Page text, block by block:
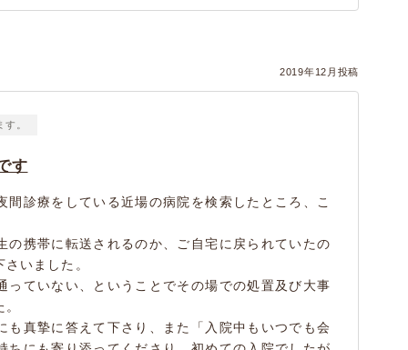
2019年12月投稿
。
す
診療をしている近場の病院を検索したところ、こ
の携帯に転送されるのか、ご自宅に戻られていたの
いました。
っていない、ということでその場での処置及び大事
も真摯に答えて下さり、また「入院中もいつでも会